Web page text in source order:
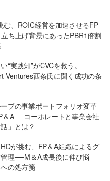
む、ROIC経営を加速させるFP
ち上げ背景にあったPBR1倍割
“実践知”がCVCを救う。
Ventures西条氏に聞く成功の条
プの事業ポートフォリオ変革
＆A──コーポレートと事業会社
」とは？
HDが挑む、FP＆A組織によるグ
理──M＆A成長後に伸び悩
の処方箋